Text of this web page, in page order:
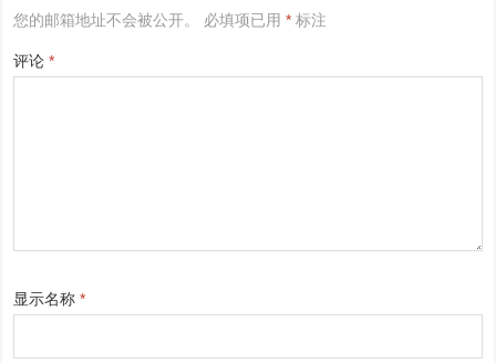
您的邮箱地址不会被公开。 必填项已用* 标注
评论*
显示名称*